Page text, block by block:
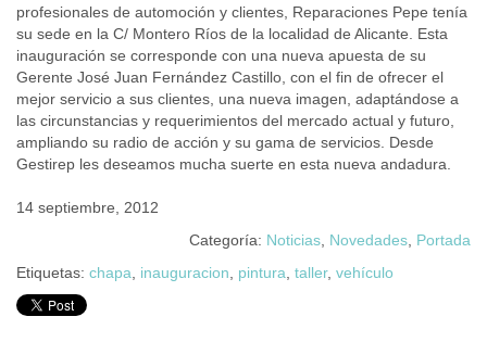
profesionales de automoción y clientes, Reparaciones Pepe tenía
su sede en la C/ Montero Ríos de la localidad de Alicante. Esta
inauguración se corresponde con una nueva apuesta de su
Gerente José Juan Fernández Castillo, con el fin de ofrecer el
mejor servicio a sus clientes, una nueva imagen, adaptándose a
las circunstancias y requerimientos del mercado actual y futuro,
ampliando su radio de acción y su gama de servicios. Desde
Gestirep les deseamos mucha suerte en esta nueva andadura.
14 septiembre, 2012
Categoría: Noticias Novedades Portada
Etiquetas: chapa inauguracion pintura taller, vehículo